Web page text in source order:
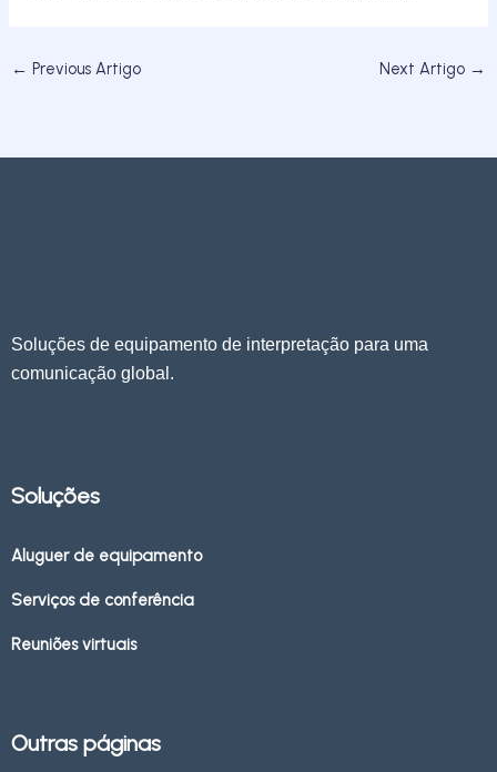
← Previous Artigo Next Artigo →
Soluções de equipamento de interpretação para uma
comunicação global.
Soluções
Aluguer de equipamento
Serviços de conferência
Reuniões virtuais
Outras páginas